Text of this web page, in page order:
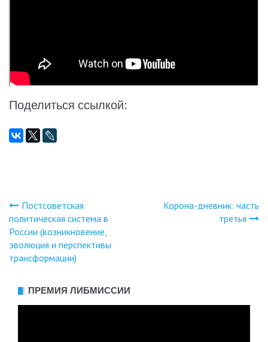
Поделиться ссылкой:
Навигация
по
записям
Постсоветская
политическая система в
России (возникновение,
эволюция и перспективы
трансформации)
Корона-дневник: часть
третья
ПРЕМИЯ ЛИБМИССИИ